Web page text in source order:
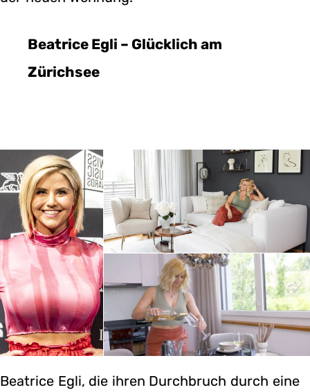
Beatrice Egli – Glücklich am
Zürichsee
Beatrice Egli, die ihren Durchbruch durch eine